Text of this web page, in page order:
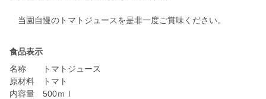
当園自慢のトマトジュースを是非一度ご賞味ください。
食品表示
名称 トマトジュース
原材料 トマト
内容量 500ｍｌ